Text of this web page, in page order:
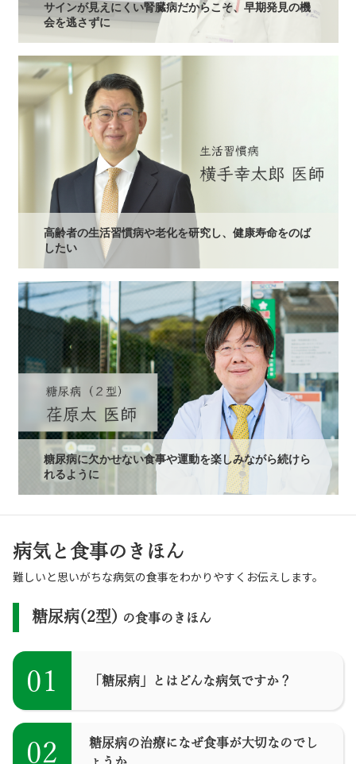
サインが見えにくい腎臓病だからこそ、早期発見の機
会を逃さずに
高齢者の生活習慣病や老化を研究し、健康寿命をのば
したい
糖尿病に欠かせない食事や運動を楽しみながら続けら
れるように
病気と食事のきほん
難しいと思いがちな病気の食事をわかりやすくお伝えします。
糖尿病(2型) の食事のきほん
01 「糖尿病」とはどんな病気ですか？
02
糖尿病の治療になぜ食事が大切なのでし